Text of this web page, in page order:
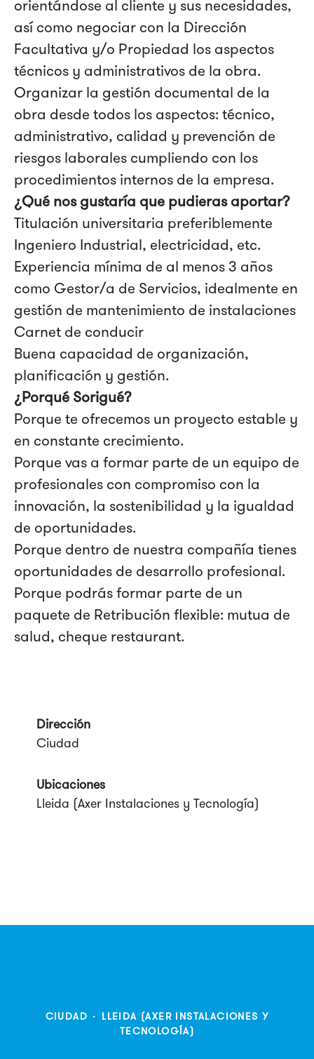
orientándose al cliente y sus necesidades,
así como negociar con la Dirección
Facultativa y/o Propiedad los aspectos
técnicos y administrativos de la obra.
Organizar la gestión documental de la
obra desde todos los aspectos: técnico,
administrativo, calidad y prevención de
riesgos laborales cumpliendo con los
procedimientos internos de la empresa.
¿Qué nos gustaría que pudieras aportar?
Titulación universitaria preferiblemente
Ingeniero Industrial, electricidad, etc.
Experiencia mínima de al menos 3 años
como Gestor/a de Servicios, idealmente en
gestión de mantenimiento de instalaciones
Carnet de conducir
Buena capacidad de organización,
planificación y gestión.
¿Porqué Sorigué?
Porque te ofrecemos un proyecto estable y
en constante crecimiento.
Porque vas a formar parte de un equipo de
profesionales con compromiso con la
innovación, la sostenibilidad y la igualdad
de oportunidades.
Porque dentro de nuestra compañía tienes
oportunidades de desarrollo profesional.
Porque podrás formar parte de un
paquete de Retribución flexible: mutua de
salud, cheque restaurant.
Dirección
Ciudad
Ubicaciones
Lleida (Axer Instalaciones y Tecnología)
CIUDAD · LLEIDA (AXER INSTALACIONES Y
TECNOLOGÍA)